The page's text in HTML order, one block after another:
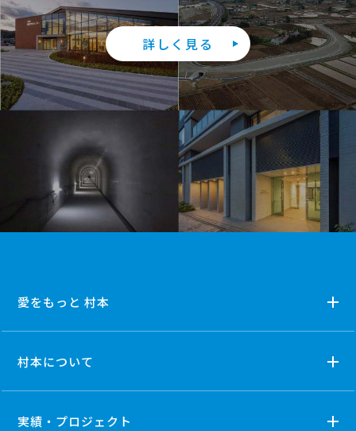
詳しく見る
愛をもっと 村本
村本について
実績・プロジェクト